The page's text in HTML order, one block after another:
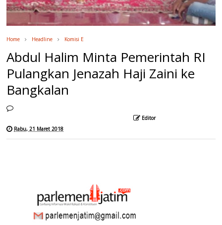
Home Headline Komisi E
Abdul Halim Minta Pemerintah RI
Pulangkan Jenazah Haji Zaini ke
Bangkalan
Editor
Rabu, 21 Maret 2018